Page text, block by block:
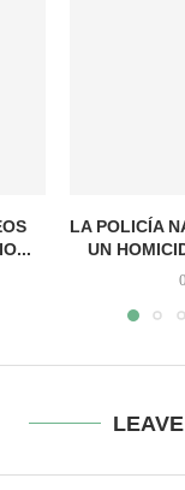
LA POLICÍA
UN